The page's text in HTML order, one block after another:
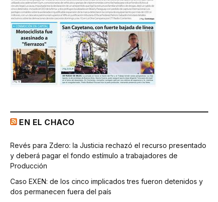
EN EL CHACO
Revés para Zdero: la Justicia rechazó el recurso presentado
y deberá pagar el fondo estímulo a trabajadores de
Producción
Caso EXEN: de los cinco implicados tres fueron detenidos y
dos permanecen fuera del país